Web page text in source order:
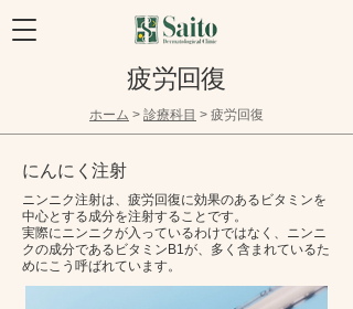
疲労回復
​ホーム > 診療科目 > 疲労回復
にんにく注射
ニンニク注射は、疲労回復に効果のあるビタミンを
中心とする成分を注射することです。
実際にニンニクが入っているわけではなく、ニンニ
クの成分であるビタミンB1が、多く含まれているた
めにこう呼ばれています。